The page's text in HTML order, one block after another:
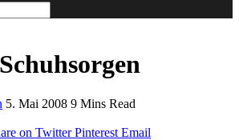
5. Mai 2008 9 Mins Read
on Twitter Pinterest Email